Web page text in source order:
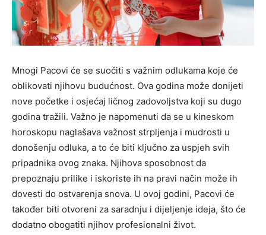
Mnogi Pacovi će se suočiti s važnim odlukama koje će
oblikovati njihovu budućnost. Ova godina može donijeti
nove početke i osjećaj ličnog zadovoljstva koji su dugo
godina tražili. Važno je napomenuti da se u kineskom
horoskopu naglašava važnost strpljenja i mudrosti u
donošenju odluka, a to će biti ključno za uspjeh svih
pripadnika ovog znaka. Njihova sposobnost da
prepoznaju prilike i iskoriste ih na pravi način može ih
dovesti do ostvarenja snova. U ovoj godini, Pacovi će
također biti otvoreni za saradnju i dijeljenje ideja, što će
dodatno obogatiti njihov profesionalni život.